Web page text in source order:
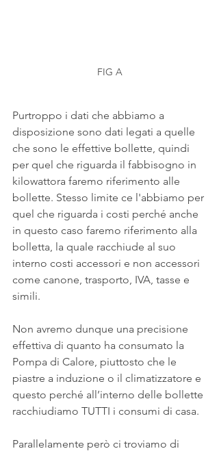
FIG A
Purtroppo i dati che abbiamo a
disposizione sono dati legati a quelle
che sono le effettive bollette, quindi
per quel che riguarda il fabbisogno in
kilowattora faremo riferimento alle
bollette. Stesso limite ce l'abbiamo per
quel che riguarda i costi perché anche
in questo caso faremo riferimento alla
bolletta, la quale racchiude al suo
interno costi accessori e non accessori
come canone, trasporto, IVA, tasse e
simili.
Non avremo dunque una precisione
effettiva di quanto ha consumato la
Pompa di Calore, piuttosto che le
piastre a induzione o il climatizzatore e
questo perché all’interno delle bollette
racchiudiamo TUTTI i consumi di casa.
Parallelamente però ci troviamo di